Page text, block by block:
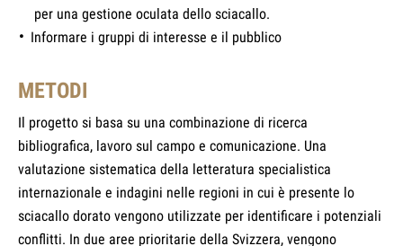
per una gestione oculata dello sciacallo.
Informare i gruppi di interesse e il pubblico
METODI
Il progetto si basa su una combinazione di ricerca
bibliografica, lavoro sul campo e comunicazione. Una
valutazione sistematica della letteratura specialistica
internazionale e indagini nelle regioni in cui è presente lo
sciacallo dorato vengono utilizzate per identificare i potenziali
conflitti. In due aree prioritarie della Svizzera, vengono